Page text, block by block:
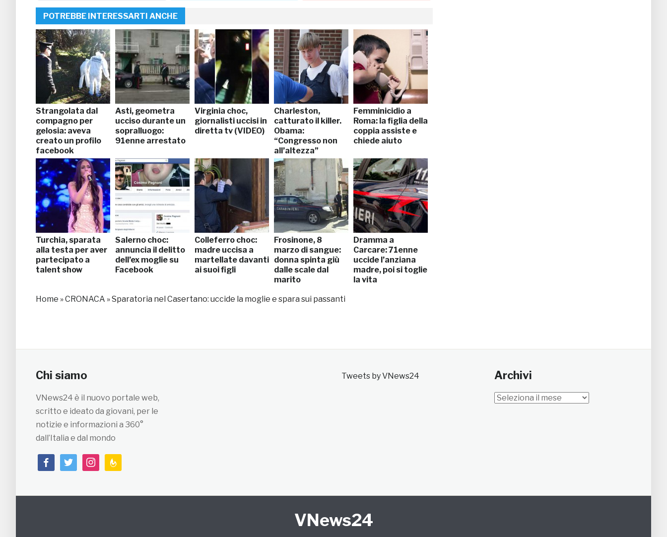
POTREBBE INTERESSARTI ANCHE
Strangolata dal
compagno per
gelosia: aveva
creato un profilo
facebook
Asti, geometra
ucciso durante un
sopralluogo:
91enne arrestato
Virginia choc,
giornalisti uccisi in
diretta tv (VIDEO)
Charleston,
catturato il killer.
Obama:
“Congresso non
all’altezza”
Femminicidio a
Roma: la figlia della
coppia assiste e
chiede aiuto
Turchia, sparata
alla testa per aver
partecipato a
talent show
Salerno choc:
annuncia il delitto
dell’ex moglie su
Facebook
Colleferro choc:
madre uccisa a
martellate davanti
ai suoi figli
Frosinone, 8
marzo di sangue:
donna spinta giù
dalle scale dal
marito
Dramma a
Carcare: 71enne
uccide l’anziana
madre, poi si toglie
la vita
Home »CRONACA »Sparatoria nel Casertano: uccide la moglie e spara sui passanti
Chi siamo
VNews24 è il nuovo portale web,
scritto e ideato da giovani, per le
notizie e informazioni a 360°
dall’Italia e dal mondo
facebooktwitterinstagramfeedburner
Tweets by VNews24 Archivi
Archivi
VNews24